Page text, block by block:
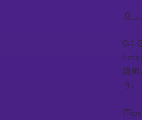
０
0-1
講師
う。